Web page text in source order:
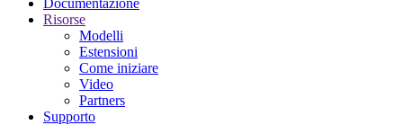
Risorse
Modelli
Estensioni
Come iniziare
Video
Partners
Supporto